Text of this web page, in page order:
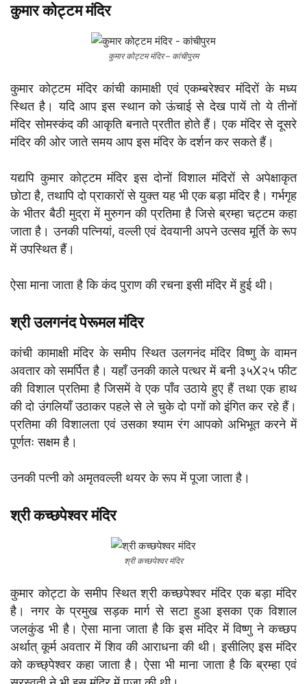
कुमार कोट्टम मंदिर
कुमार कोट्टम मंदिर – कांचीपुरम
कुमार कोट्टम मंदिर कांची कामाक्षी एवं एकम्बरेश्वर मंदिरों के मध्य
स्थित है। यदि आप इस स्थान को ऊंचाई से देख पायें तो ये तीनों
मंदिर सोमस्कंद की आकृति बनाते प्रतीत होते हैं। एक मंदिर से दूसरे
मंदिर की ओर जाते समय आप इस मंदिर के दर्शन कर सकते हैं।
यद्यपि कुमार कोट्टम मंदिर इस दोनों विशाल मंदिरों से अपेक्षाकृत
छोटा है, तथापि दो प्राकारों से युक्त यह भी एक बड़ा मंदिर है। गर्भगृह
के भीतर बैठी मुद्रा में मुरुगन की प्रतिमा है जिसे ब्रम्हा चट्टम कहा
जाता है। उनकी पत्नियां, वल्ली एवं देवयानी अपने उत्सव मूर्ति के रूप
में उपस्थित हैं।
ऐसा माना जाता है कि कंद पुराण की रचना इसी मंदिर में हुई थी।
श्री उलगनंद पेरूमल मंदिर
कांची कामाक्षी मंदिर के समीप स्थित उलगनंद मंदिर विष्णु के वामन
अवतार को समर्पित है। यहाँ उनकी काले पत्थर में बनी ३५X२५ फीट
की विशाल प्रतिमा है जिसमें वे एक पाँव उठाये हुए हैं तथा एक हाथ
की दो उंगलियाँ उठाकर पहले से ले चुके दो पगों को इंगित कर रहे हैं।
प्रतिमा की विशालता एवं उसका श्याम रंग आपको अभिभूत करने में
पूर्णतः सक्षम है।
उनकी पत्नी को अमृतवल्ली थयर के रूप में पूजा जाता है।
श्री कच्छपेश्वर मंदिर
श्री कच्छपेश्वर मंदिर
कुमार कोट्टा के समीप स्थित श्री कच्छपेश्वर मंदिर एक बड़ा मंदिर
है। नगर के प्रमुख सड़क मार्ग से सटा हुआ इसका एक विशाल
जलकुंड भी है। ऐसा माना जाता है कि इस मंदिर में विष्णु ने कच्छप
अर्थात् कूर्म अवतार में शिव की आराधना की थी। इसीलिए इस मंदिर
को कच्छ्पेश्वर कहा जाता है। ऐसा भी माना जाता है कि ब्रम्हा एवं